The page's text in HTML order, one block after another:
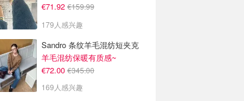
€71.92 €159.99
179人感兴趣
Sandro 条纹羊毛混纺短夹克
羊毛混纺保暖有质感~
€72.00 €345.00
169人感兴趣